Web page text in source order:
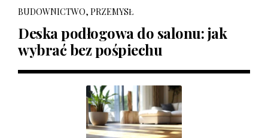
BUDOWNICTWO, PRZEMYSŁ
Deska podłogowa do salonu: jak
wybrać bez pośpiechu